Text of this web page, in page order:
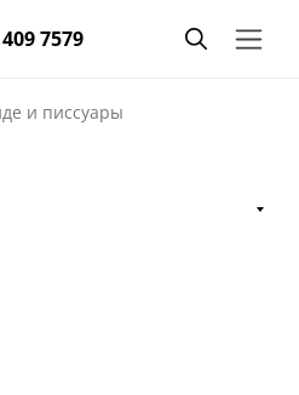
7579
и писсуары